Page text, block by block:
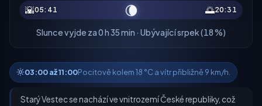
🌇05:41 🌘 🌅20:31
Slunce vyjde za 0 h 35 min · Ubývající srpek (18 %)
03:00 až 11:00Pocitově kolem 18 °C a vítr přibližně 9 km/h.
Starý Vestec se nachází ve vnitrozemí České republiky, což